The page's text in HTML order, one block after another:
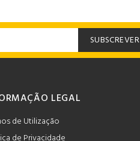
SUBSCREVER
LEGAL
de Utilização